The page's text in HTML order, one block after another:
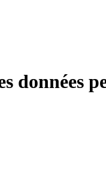
données